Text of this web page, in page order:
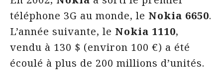
téléphone 3G au monde, le Nokia 6650.
L’année suivante, le Nokia 1110,
vendu à 130 $ (environ 100 €) a été
écoulé à plus de 200 millions d’unités.